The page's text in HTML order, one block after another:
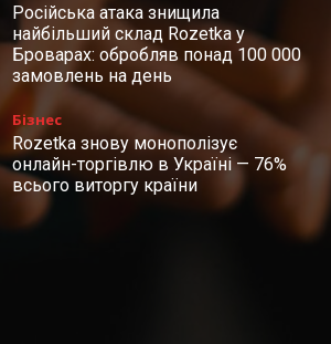
Російська атака знищила
найбільший склад Rozetka у
Броварах: обробляв понад 100 000
замовлень на день
Бізнес
Rozetka знову монополізує
онлайн-торгівлю в Україні — 76%
всього виторгу країни